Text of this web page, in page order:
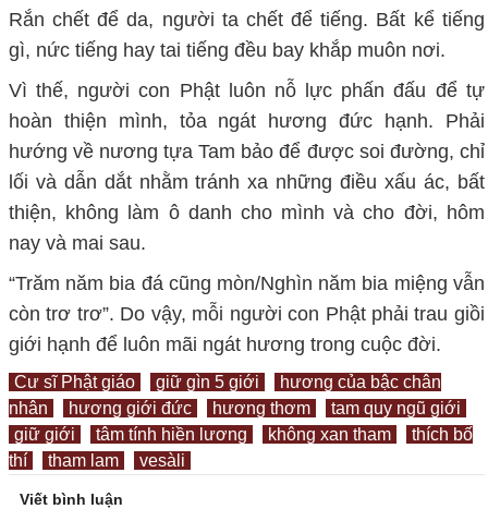
Rắn chết để da, người ta chết để tiếng. Bất kể tiếng
gì, nức tiếng hay tai tiếng đều bay khắp muôn nơi.
Vì thế, người con Phật luôn nỗ lực phấn đấu để tự
hoàn thiện mình, tỏa ngát hương đức hạnh. Phải
hướng về nương tựa Tam bảo để được soi đường, chỉ
lối và dẫn dắt nhằm tránh xa những điều xấu ác, bất
thiện, không làm ô danh cho mình và cho đời, hôm
nay và mai sau.
“Trăm năm bia đá cũng mòn/Nghìn năm bia miệng vẫn
còn trơ trơ”. Do vậy, mỗi người con Phật phải trau giồi
giới hạnh để luôn mãi ngát hương trong cuộc đời.
Cư sĩ Phật giáo giữ gìn 5 giới
hương của bậc chân
nhân
hương giới đức hương thơm
tam quy ngũ giới
giữ giới
tâm tính hiền lương không xan tham
thích bố
thí
tham lam vesàli
Viết bình luận